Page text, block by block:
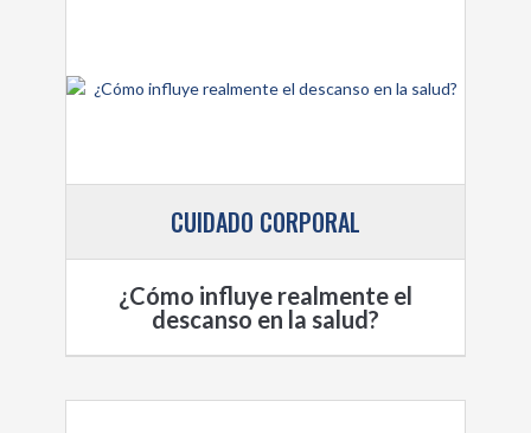
CUIDADO CORPORAL
¿Cómo influye realmente el
descanso en la salud?